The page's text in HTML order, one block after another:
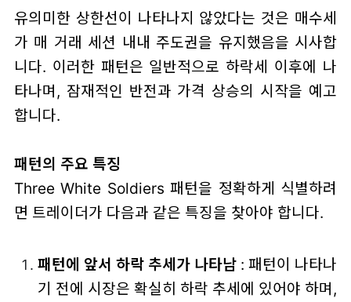
유의미한 상한선이 나타나지 않았다는 것은 매수세
가 매 거래 세션 내내 주도권을 유지했음을 시사합
니다. 이러한 패턴은 일반적으로 하락세 이후에 나
타나며, 잠재적인 반전과 가격 상승의 시작을 예고
합니다.
패턴의 주요 특징
Three White Soldiers 패턴을 정확하게 식별하려
면 트레이더가 다음과 같은 특징을 찾아야 합니다.
패턴에 앞서 하락 추세가 나타남 : 패턴이 나타나
기 전에 시장은 확실히 하락 추세에 있어야 하며,